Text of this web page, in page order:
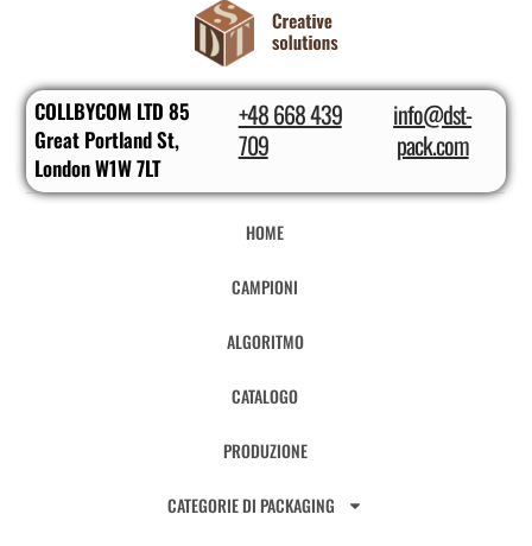
COLLBYCOM LTD 85
Great Portland St,
London W1W 7LT
+48 668 439
709
info@dst-
pack.com
HOME
CAMPIONI
ALGORITMO
CATALOGO
PRODUZIONE
CATEGORIE DI PACKAGING